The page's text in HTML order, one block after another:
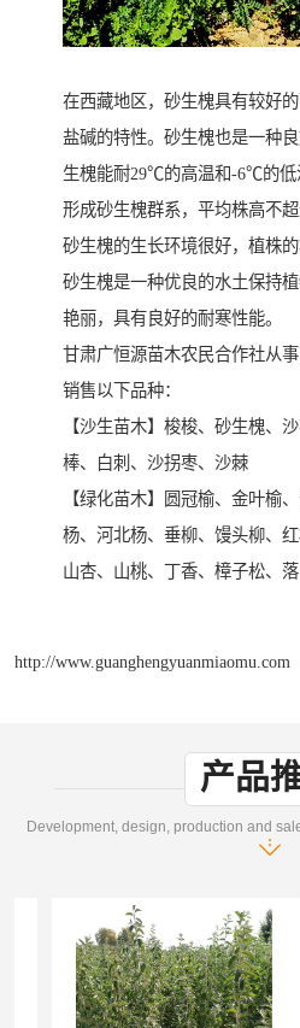
在西藏地区，砂生槐具有较好
盐碱的特性。砂生槐也是一种
生槐能耐29℃的高温和-6℃的低
形成砂生槐群系，平均株高不超
砂生槐的生长环境很好，植株
砂生槐是一种优良的水土保持
艳丽，具有良好的耐寒性能。
甘肃广恒源苗木农民合作社从
销售以下品种：
【沙生苗木】梭梭、砂生槐、
棒、白刺、沙拐枣、沙棘
【绿化苗木】圆冠榆、金叶榆
杨、河北杨、垂柳、馒头柳、红
山杏、山桃、丁香、樟子松、
http://www.guanghengyuanmiaomu.com
产品